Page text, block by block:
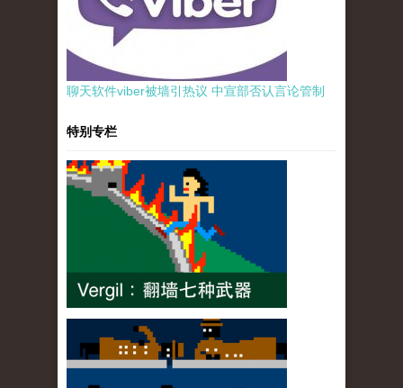
聊天软件viber被墙引热议 中宣部否认言论管制
特别专栏